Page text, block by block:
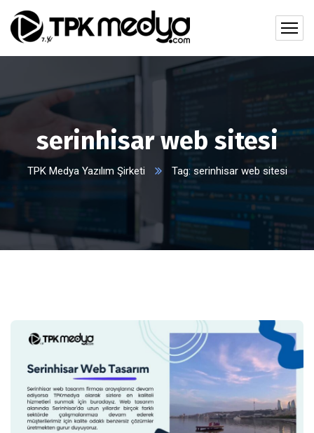
serinhisar web sitesi
TPK Medya Yazılım Şirketi Tag: serinhisar web sitesi